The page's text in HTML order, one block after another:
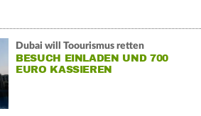
Dubai will Toourismus retten
BESUCH EINLADEN UND 700
EURO KASSIEREN